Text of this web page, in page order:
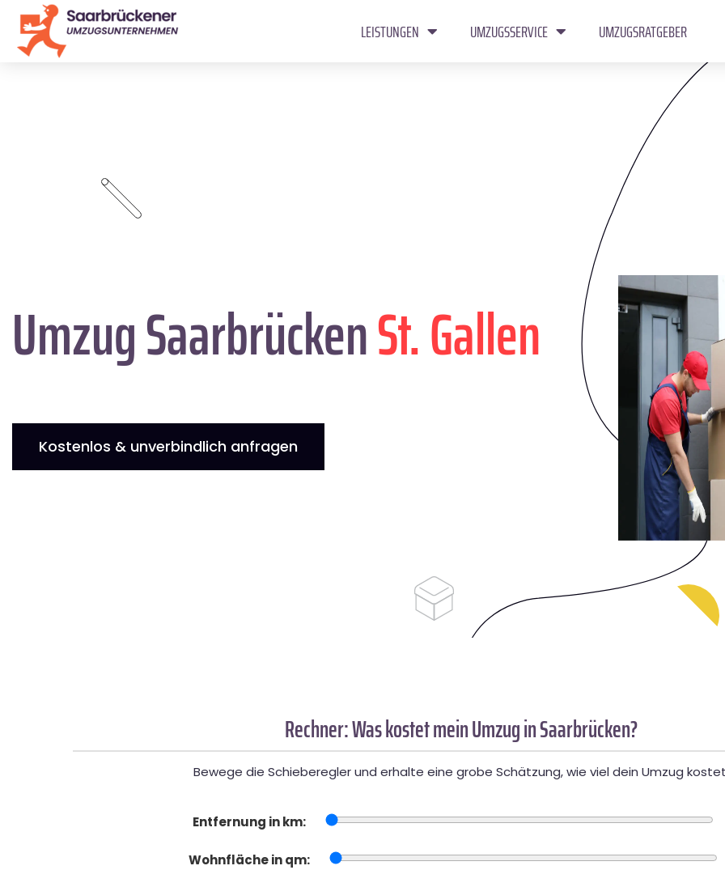
LEISTUNGEN UMZUGSSERVICE UMZUGSRATGEBER
Umzug SaarbrückenSt. Gallen
Kostenlos & unverbindlich anfragen
Rechner: Was kostet mein Umzug in Saarbrücken?
Bewege die Schieberegler und erhalte eine grobe Schätzung, wie viel dein Umzug
Entfernung in km:
Wohnfläche in qm: